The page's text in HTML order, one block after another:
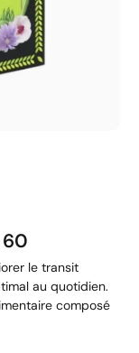
le transit
au quotidien.
composé